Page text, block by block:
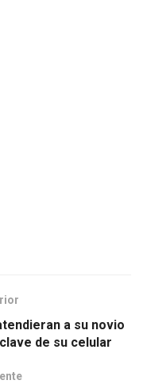
a su novio
de su celular